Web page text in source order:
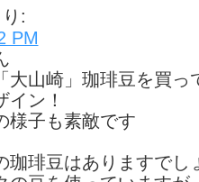
り:
PM
大山崎」珈琲豆を買っ
イン！
様子も素敵です
珈琲豆はありますでし